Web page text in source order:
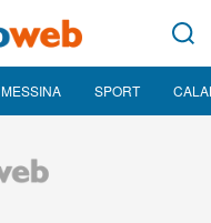
MESSINA SPORT